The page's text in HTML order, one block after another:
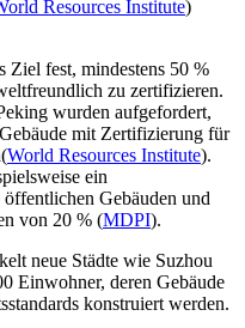
Resources Institute)​
Ziel fest, mindestens 50 %
zu zertifizieren.
wurden aufgefordert,
mit Zertifizierung für
World Resources Institute).
ein
öffentlichen Gebäuden und
von 20 % ​ (MDPI).
neue Städte wie Suzhou
Einwohner, deren Gebäude
konstruiert werden.